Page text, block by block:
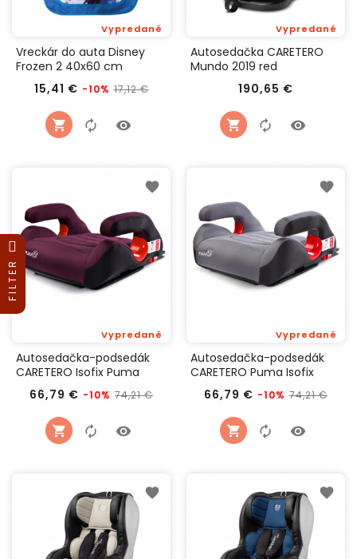
Vreckár do auta Disney
Frozen 2 40x60 cm
15,41 € Bežná
-10% 17,12 €
Vypredané
Cena
Autosedačka CARETERO
Mundo 2019 red
190,65 €
Vypredané
Autosedačka-podsedák
CARETERO Isofix Puma
Isofix cherry 2017
66,79 € Bežná
-10% 74,21 €
Vypredané
Cena
Autosedačka-podsedák
CARETERO Puma Isofix
graphite 2017
66,79 € Bežná
-10% 74,21 €
Vypredané
FILTER